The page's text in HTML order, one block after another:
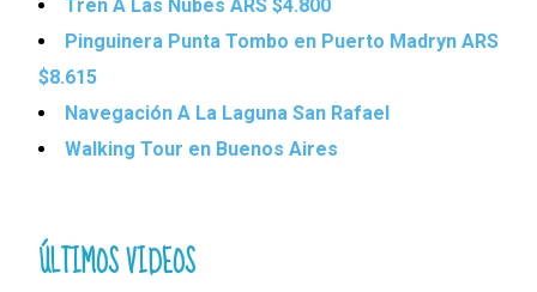
Tren A Las Nubes ARS $4.800
Pinguinera Punta Tombo en Puerto Madryn ARS
$8.615
Navegación A La Laguna San Rafael
Walking Tour en Buenos Aires
ÚLTIMOS VIDEOS